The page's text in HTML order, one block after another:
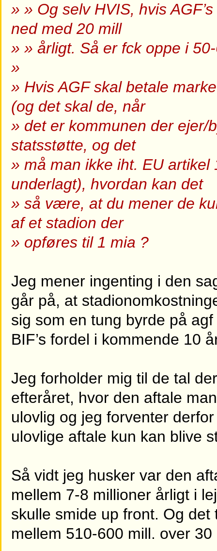
» » Og selv HVIS, hvis
ned med 20 mill
» » årligt. Så er fck oppe i
»
» Hvis AGF skal betale
(og det skal de, når
» det er kommunen der ejer/
statsstøtte, og det
» må man ikke iht. EU artikel
underlagt), hvordan kan det
» så være, at du mener de
af et stadion der
» opføres til 1 mia ?
Jeg mener ingenting i den
går på, at
sig som en tung byrde på
BIF’s fordel i kommende 10
Jeg forholder mig til de tal
efteråret, hvor den aftale
ulovlig og jeg forventer
ulovlige aftale kun kan blive
Så vidt jeg husker var den
mellem 7-8 millioner årligt i
skulle smide up front. Og
mellem 510-600 mill. over 30